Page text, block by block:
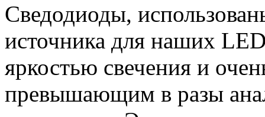
Сведодиоды,
источника для наших
яркостью свечения и
превышающим в разы